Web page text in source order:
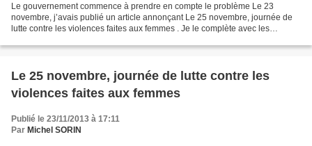
Le gouvernement commence à prendre en compte le problème Le 23
novembre, j’avais publié un article annonçant Le 25 novembre, journée de
lutte contre les violences faites aux femmes . Je le complète avec les
Le 25 novembre, journée de lutte contre les
violences faites aux femmes
Publié le 23/11/2013 à 17:11
Par Michel SORIN